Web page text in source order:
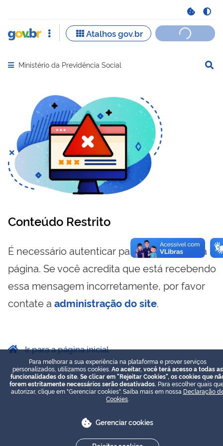
Abrir menu principal de navegação
Ministério da Previdência Social
Conteúdo Restrito
É necessário autenticar para visualizar essa
página. Se você acredita que está recebendo
essa mensagem incorretamente, por favor
contate a administração do site.
Ir para a página inicial
Para melhorar a sua experiência na plataforma e prover serviços
personalizados, utilizamos cookies. Ao aceitar, você terá acesso a todas as
funcionalidades do site. Se clicar em "Rejeitar Cookies", os cookies que
forem estritamente necessários serão desativados. Para escolher quais
autorizar, clique em "Gerenciar cookies". Saiba mais em nossa Declaração
Cookies
Gerenciar cookies